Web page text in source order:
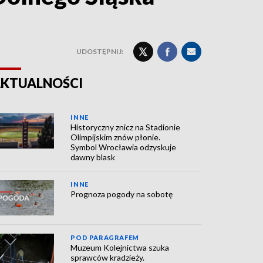
UDOSTĘPNIJ:
INNE
Historyczny znicz na Stadionie
Olimpijskim znów płonie.
Symbol Wrocławia odzyskuje
dawny blask
INNE
Prognoza pogody na sobotę
POD PARAGRAFEM
Muzeum Kolejnictwa szuka
sprawców kradzieży.